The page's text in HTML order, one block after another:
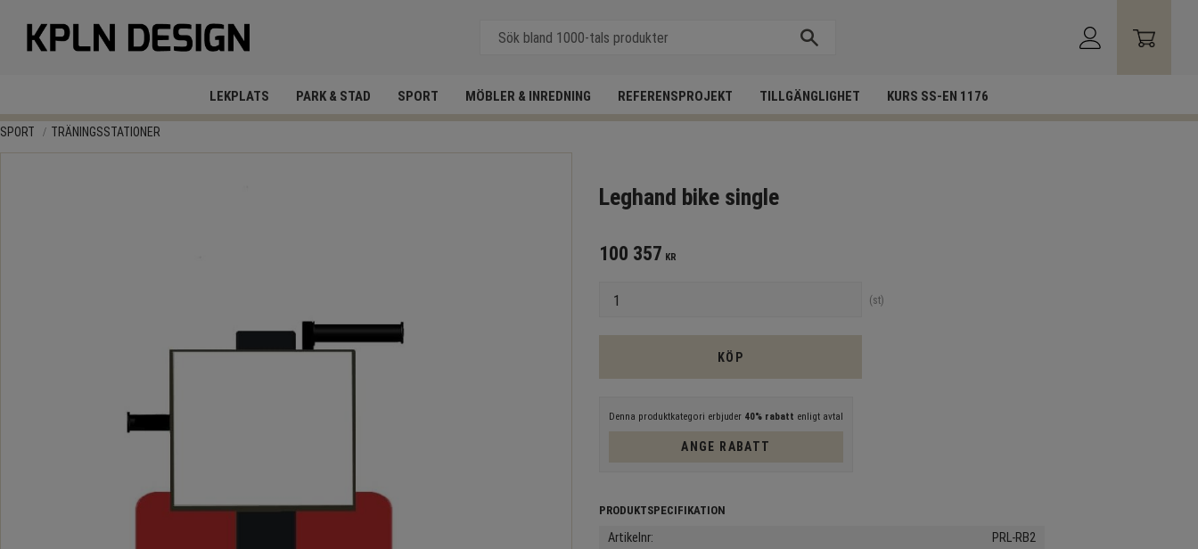
LEKPLATS PARK & STAD SPORT MÖBLER & INREDNING REFERENSPROJEKT TILLGÄNGLIGHET KURS SS-EN 1176
SPORT TRÄNINGSSTATIONER
Leghand bike single
100 357 KR
st
KÖP
Denna produktkategori erbjuder 40% rabatt enligt avtal
ANGE RABATT
Artikelnr
PRL-RB2